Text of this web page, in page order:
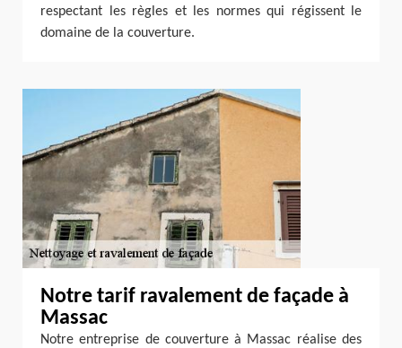
respectant les règles et les normes qui régissent le
domaine de la couverture.
Notre tarif ravalement de façade à
Massac
Notre entreprise de couverture à Massac réalise des